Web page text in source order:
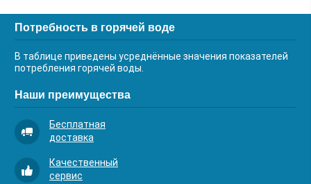
Потребность в горячей воде
В таблице приведены усреднённые значения показателей
потребления горячей воды.
Наши преимущества
Бесплатная
доставка
Качественный
сервис